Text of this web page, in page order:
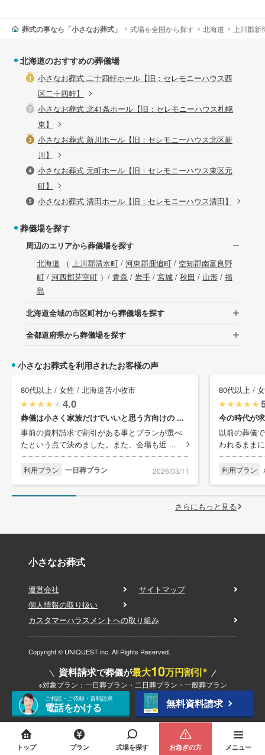
葬式の事なら「小さなお葬式」 式場を全国から探す 北海道 上川郡新
北海道のおすすめの葬儀場
小さなお葬式 二十四軒ホール【旧：セレモニーハウス西
区二十四軒】
小さなお葬式 北41条ホール【旧：セレモニーハウス札幌
東】
小さなお葬式 新川ホール【旧：セレモニーハウス北区新
川】
小さなお葬式 元町ホール【旧：セレモニーハウス東区元
町】
小さなお葬式 清田ホール【旧：セレモニーハウス清田】
葬儀場を探す
周辺のエリアから葬儀場を探す
北海道 （ 上川郡清水町/ 河東郡鹿追町/ 空知郡南富良野
町/ 河西郡芽室町）/ 青森 / 岩手/ 宮城/ 秋田 / 山形/ 福
島
北海道全域の市区町村から葬儀場を探す
全都道府県から葬儀場を探す
小さなお葬式を利用されたお客様の声
80代以上 / 女性 / 北海道苫小牧市
4.0
葬儀は小さく家族だけでいいと思う方向けの ...
事前の資料請求で割引がある事とプランが選べ
たという点で決めました。また、会場も近 ...
利用プラン 一日葬プラン 2026/03/11
80代以上 /
今の時代が
以前の葬儀
われるまま
利用プラン
さらにもっと見る
小さなお葬式
運営会社
サイトマップ
個人情報の取り扱い
カスタマーハラスメントへの取り組み
Copyright © UNIQUEST inc. All Rights Reserved.
資料請求で葬儀が最大10万円割引※
※対象プラン：一日葬プラン・二日葬プラン・一般葬プラン
ご相談・ご依頼・資料請求
電話をかける 無料資料請求
トップ プラン 式場を探す お急ぎの方 メニュー